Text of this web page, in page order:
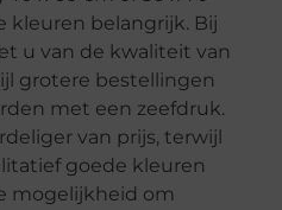
kleuren belangrijk. Bij
u van de kwaliteit van
grotere bestellingen
met een zeefdruk.
van prijs, terwijl
goede kleuren
mogelijkheid om